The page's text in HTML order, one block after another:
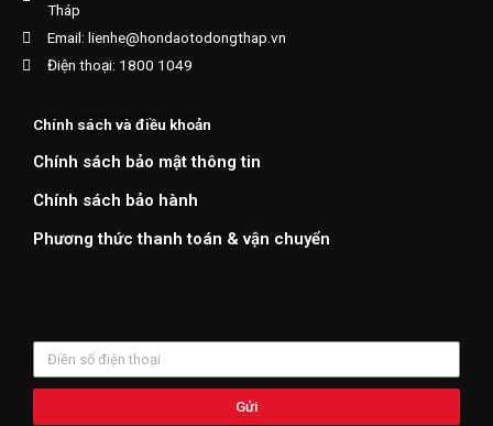
Tháp
Email: lienhe@hondaotodongthap.vn
Điện thoại: 1800 1049
Chính sách và điều khoản
Chính sách bảo mật thông tin
Chính sách bảo hành
Phương thức thanh toán & vận chuyển
Gửi